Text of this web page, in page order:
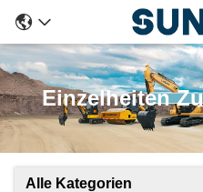
Einzelheiten
Alle Kategorien